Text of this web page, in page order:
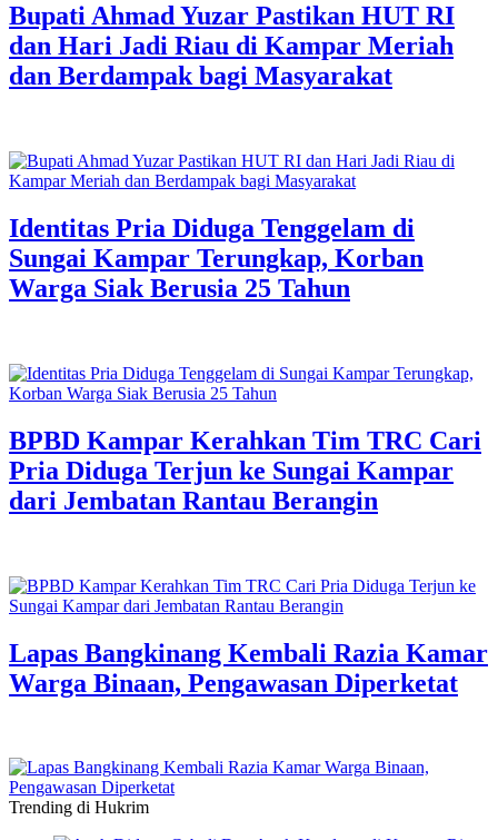
Bupati Ahmad Yuzar Pastikan HUT RI
dan Hari Jadi Riau di Kampar Meriah
dan Berdampak bagi Masyarakat
Identitas Pria Diduga Tenggelam di
Sungai Kampar Terungkap, Korban
Warga Siak Berusia 25 Tahun
BPBD Kampar Kerahkan Tim TRC Cari
Pria Diduga Terjun ke Sungai Kampar
dari Jembatan Rantau Berangin
Lapas Bangkinang Kembali Razia Kamar
Warga Binaan, Pengawasan Diperketat
Trending di Hukrim